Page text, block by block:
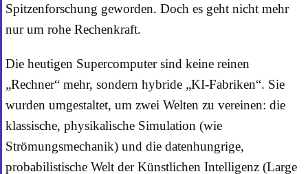
Spitzenforschung geworden. Doch es geht nicht mehr
nur um rohe Rechenkraft.
Die heutigen Supercomputer sind keine reinen
„Rechner“ mehr, sondern hybride „KI-Fabriken“. Sie
wurden umgestaltet, um zwei Welten zu vereinen: die
klassische, physikalische Simulation (wie
Strömungsmechanik) und die datenhungrige,
probabilistische Welt der Künstlichen Intelligenz (Large